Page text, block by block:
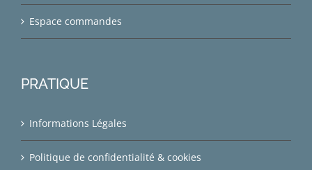
Espace commandes
PRATIQUE
Informations Légales
Politique de confidentialité & cookies